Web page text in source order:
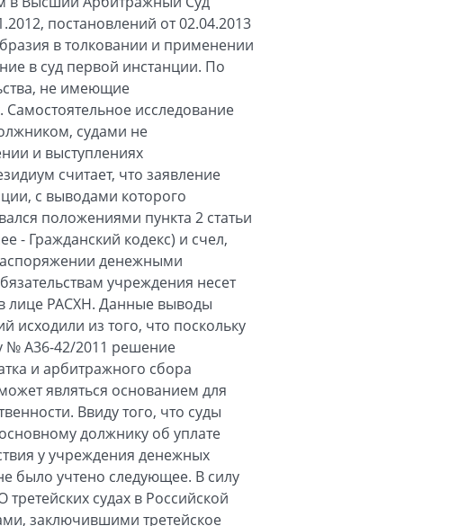
постановлений от 02.04.2013
в толковании и применении
в суд первой инстанции. По
не имеющие
исследование
судами не
и выступлениях
считает, что заявление
с выводами которого
положениями пункта 2 статьи
- Гражданский кодекс) и счел,
денежными
учреждения несет
лице РАСХН. Данные выводы
исходили из того, что поскольку
№ А36-42/2011 решение
и арбитражного сбора
являться основанием для
Ввиду того, что суды
должнику об уплате
у учреждения денежных
было учтено следующее. В силу
судах в Российской
заключившими третейское